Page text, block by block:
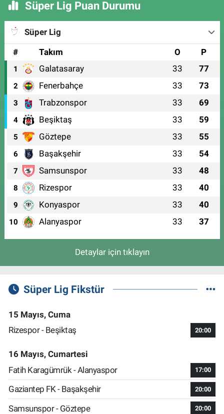
Süper Lig Puan Durumu
Süper Lig
#
Takım O P
1 Galatasaray 33 77
2 Fenerbahçe 33 73
3 Trabzonspor 33 69
4 Beşiktaş 33 59
5 Göztepe 33 55
6 Başakşehir 33 54
7 Samsunspor 33 48
8 Rizespor 33 40
9 Konyaspor 33 40
10 Alanyaspor 33 37
Detaylar için tıklayın
Süper Lig Fikstür
15 Mayıs, Cuma
Rizespor - Beşiktaş
20:00
16 Mayıs, Cumartesi
Fatih Karagümrük - Alanyaspor
17:00
Gaziantep FK - Başakşehir 20:00
Samsunspor - Göztepe 20:00